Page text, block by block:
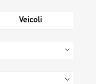
Veicoli